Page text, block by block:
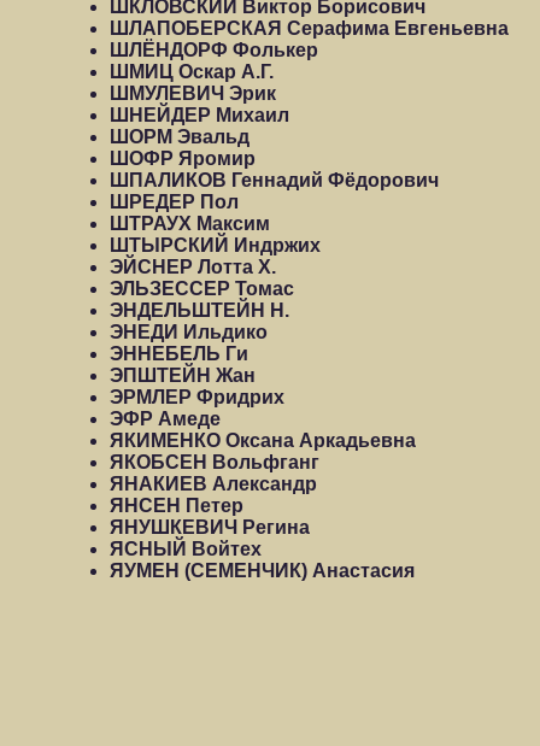
ШКЛОВСКИЙ Виктор Борисович
ШЛАПОБЕРСКАЯ Серафима Евгеньевна
ШЛЁНДОРФ Фолькер
ШМИЦ Оскар А.Г.
ШМУЛЕВИЧ Эрик
ШНЕЙДЕР Михаил
ШОРМ Эвальд
ШОФР Яромир
ШПАЛИКОВ Геннадий Фёдорович
ШРЕДЕР Пол
ШТРАУХ Максим
ШТЫРСКИЙ Индржих
ЭЙСНЕР Лотта Х.
ЭЛЬЗЕССЕР Томас
ЭНДЕЛЬШТЕЙН Н.
ЭНЕДИ Ильдико
ЭННЕБЕЛЬ Ги
ЭПШТЕЙН Жан
ЭРМЛЕР Фридрих
ЭФР Амеде
ЯКИМЕНКО Оксана Аркадьевна
ЯКОБСЕН Вольфганг
ЯНАКИЕВ Александр
ЯНСЕН Петер
ЯНУШКЕВИЧ Регина
ЯСНЫЙ Войтех
ЯУМЕН (СЕМЕНЧИК) Анастасия